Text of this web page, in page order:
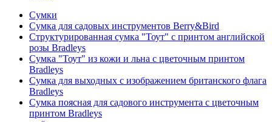
Сумки
Сумка для садовых инструментов Berry&Bird
Структурированная сумка "Тоут" с принтом английской
розы Bradleys
Сумка "Тоут" из кожи и льна с цветочным принтом
Bradleys
Сумка для выходных с изображением британского флага
Bradleys
Сумка поясная для садового инструмента с цветочным
принтом Bradleys